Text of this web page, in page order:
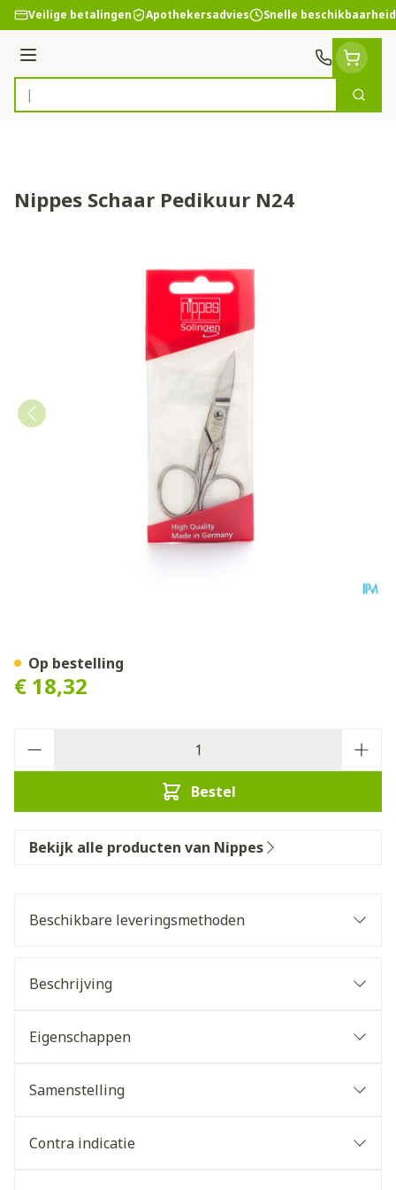
Ga naar de inhoud
Veilige betalingen Apothekersadvies Snelle beschikbaarheid
Menu
Product, merk, categorie...
Zoek
Nippes Schaar Pedikuur N24
€ 18,32
Bestel
Op bestelling
Bekijk alle producten van Nippes
Beschikbare leveringsmethoden
Beschrijving
Eigenschappen
Samenstelling
Contra indicatie